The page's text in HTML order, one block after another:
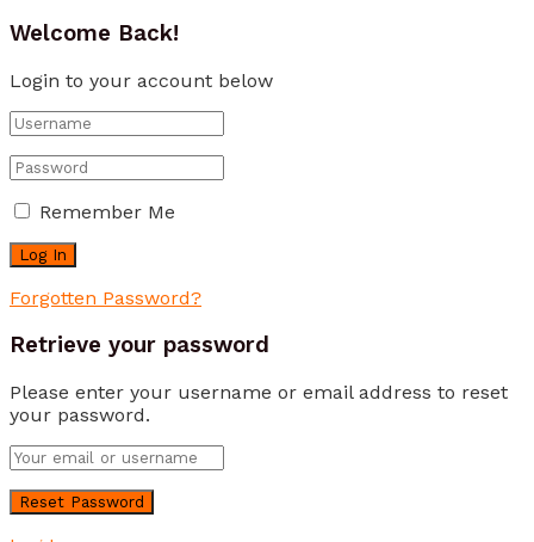
Welcome Back!
Login to your account below
Remember Me
Forgotten Password?
Retrieve your password
Please enter your username or email address to reset
your password.